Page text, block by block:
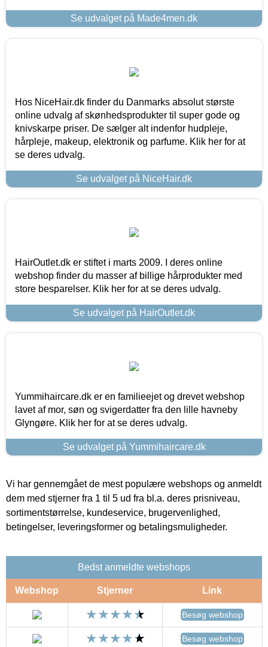
Se udvalget på Made4men.dk
Hos NiceHair.dk finder du Danmarks absolut største
online udvalg af skønhedsprodukter til super gode og
knivskarpe priser. De sælger alt indenfor hudpleje,
hårpleje, makeup, elektronik og parfume. Klik her for at
se deres udvalg.
Se udvalget på NiceHair.dk
HairOutlet.dk er stiftet i marts 2009. I deres online
webshop finder du masser af billige hårprodukter med
store besparelser. Klik her for at se deres udvalg.
Se udvalget på HairOutlet.dk
Yummihaircare.dk er en familieejet og drevet webshop
lavet af mor, søn og svigerdatter fra den lille havneby
Glyngøre. Klik her for at se deres udvalg.
Se udvalget på Yummihaircare.dk
Vi har gennemgået de mest populære webshops og anmeldt
dem med stjerner fra 1 til 5 ud fra bl.a. deres prisniveau,
sortimentstørrelse, kundeservice, brugervenlighed,
betingelser, leveringsformer og betalingsmuligheder.
Bedst anmeldte webshops
Webshop Stjerner Link
Besøg webshop
Besøg webshop